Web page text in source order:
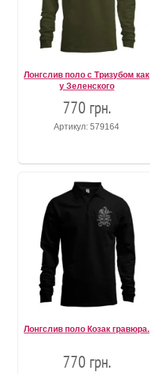
Лонгслив поло с Тризубом как
у Зеленского
770 грн.
Артикул: 579164
Лонгслив поло Козак гравюра.
770 грн.